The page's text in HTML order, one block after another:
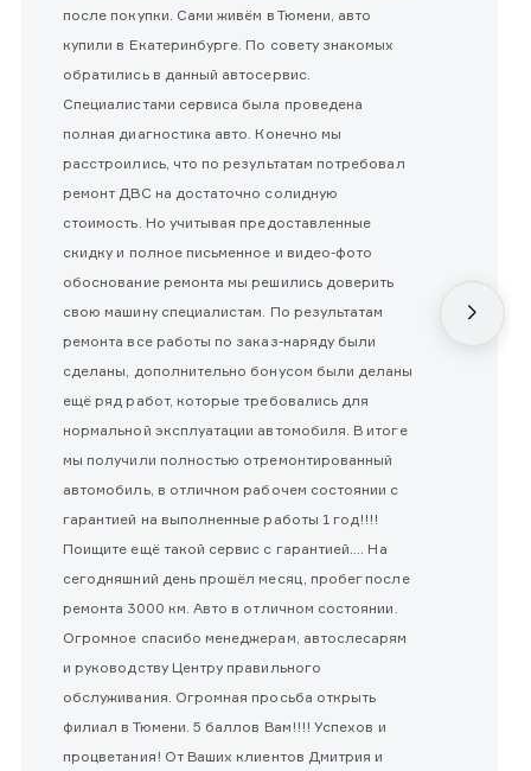
после покупки. Сами живём в Тюмени, авто
купили в Екатеринбурге. По совету знакомых
обратились в данный автосервис.
Специалистами сервиса была проведена
полная диагностика авто. Конечно мы
расстроились, что по результатам потребовал
ремонт ДВС на достаточно солидную
стоимость. Но учитывая предоставленные
скидку и полное письменное и видео-фото
обоснование ремонта мы решились доверить
свою машину специалистам. По результатам
ремонта все работы по заказ-наряду были
сделаны, дополнительно бонусом были деланы
ещё ряд работ, которые требовались для
нормальной эксплуатации автомобиля. В итоге
мы получили полностью отремонтированный
автомобиль, в отличном рабочем состоянии с
гарантией на выполненные работы 1 год!!!!
Поищите ещё такой сервис с гарантией.... На
сегодняшний день прошёл месяц, пробег после
ремонта 3000 км. Авто в отличном состоянии.
Огромное спасибо менеджерам, автослесарям
и руководству Центру правильного
обслуживания. Огромная просьба открыть
филиал в Тюмени. 5 баллов Вам!!!! Успехов и
процветания! От Ваших клиентов Дмитрия и